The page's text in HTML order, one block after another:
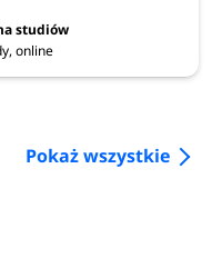
online
Pokaż wszystkie